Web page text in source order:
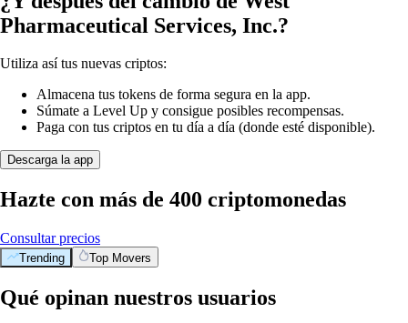
Pharmaceutical Services, Inc.?
Utiliza así tus nuevas criptos:
Almacena tus tokens de forma segura en la app.
Súmate a Level Up y consigue posibles recompensas.
Paga con tus criptos en tu día a día (donde esté disponible).
Descarga la app
Hazte con más de 400 criptomonedas
Consultar precios
Trending Top Movers
Qué opinan nuestros usuarios